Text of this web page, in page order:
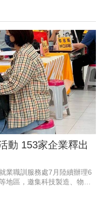
，本次參與企業都是近三年
動 153家企業釋出
業職訓服務處7月陸續辦理6
地區，邀集科技製造、物流
、保全照護等多元產業到場